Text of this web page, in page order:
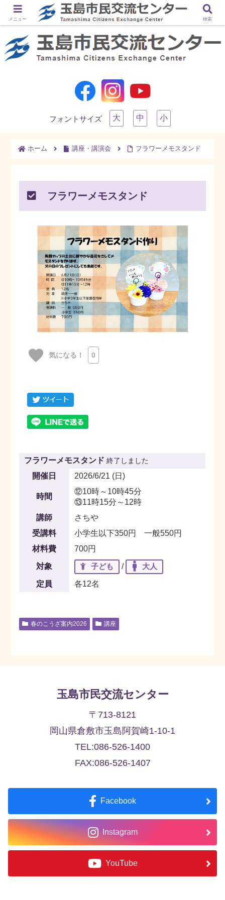
フォントサイズ 大 中 小
ホーム 講座・講演会 フラワーメモスタンド
フラワーメモスタンド
favorite 気になる！ 0
フラワーメモスタンド終了しました
開催日 2026/6/21 (日)
時間
⑫10時～10時45分
⑬11時15分～12時
講師
さちや
受講料
小学生以下350円 一般550円
材料費
700円
対象 子ども / 大人
定員 各12名
春のこうざ案内2026 講座
玉島市民交流センター
〒713-8121
岡山県倉敷市玉島阿賀崎1-10-1
TEL:086-526-1400
FAX:086-526-1407
Facebook
Instagram
YouTube
メニュー 検索